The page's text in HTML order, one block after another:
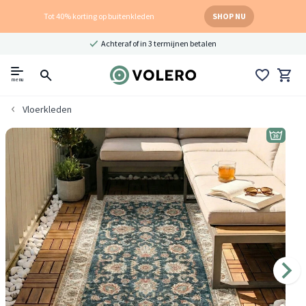
Tot 40% korting op buitenkleden SHOP NU
Achteraf of in 3 termijnen betalen
menu
Vloerkleden